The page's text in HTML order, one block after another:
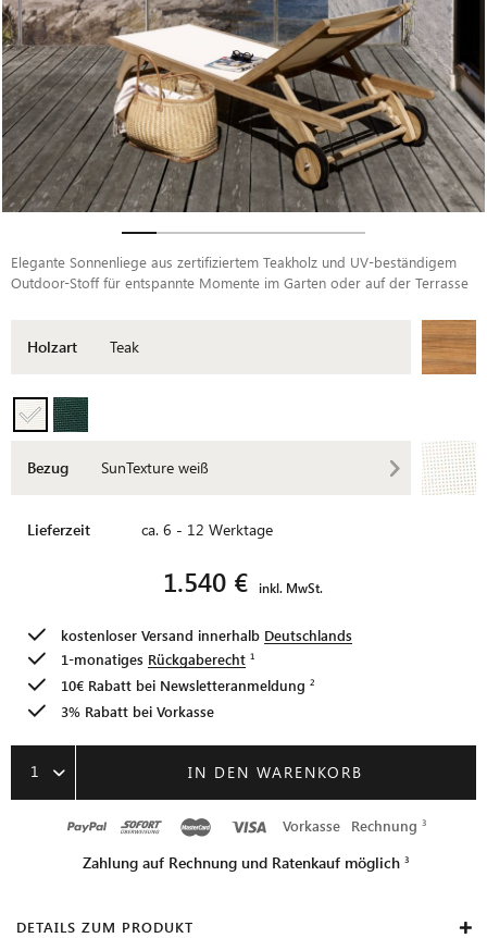
Elegante Sonnenliege aus zertifiziertem Teakholz und UV-beständigem
Outdoor-Stoff für entspannte Momente im Garten oder auf der Terrasse
Holzart Teak
Bezug SunTexture weiß
Lieferzeit ca. 6 - 12 Werktage
1.540 € inkl. MwSt.
kostenloser Versand innerhalb Deutschlands
1-monatiges Rückgaberecht
10€ Rabatt bei Newsletteranmeldung
3% Rabatt bei Vorkasse
1 IN DEN WARENKORB
Vorkasse Rechnung
Zahlung auf Rechnung und Ratenkauf möglich
DETAILS ZUM PRODUKT